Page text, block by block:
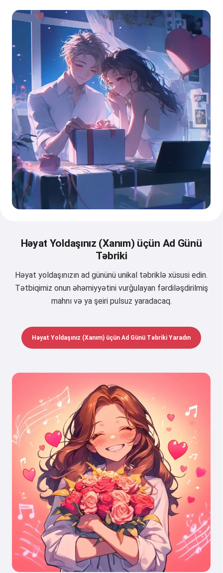
Həyat Yoldaşınız (Xanım) üçün Ad Günü
Təbriki
Həyat yoldaşınızın ad gününü unikal təbriklə xüsusi edin.
Tətbiqimiz onun əhəmiyyətini vurğulayan fərdiləşdirilmiş
mahnı və ya şeiri pulsuz yaradacaq.
Həyat Yoldaşınız (Xanım) üçün Ad Günü Təbriki Yaradın